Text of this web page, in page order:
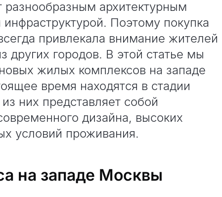
архитектурным
Поэтому покупка
привлекала внимание жителей
других городов. В этой статье мы
жилых комплексов на западе
время находятся в стадии
них представляет собой
дизайна, высоких
условий проживания.
на западе Москвы